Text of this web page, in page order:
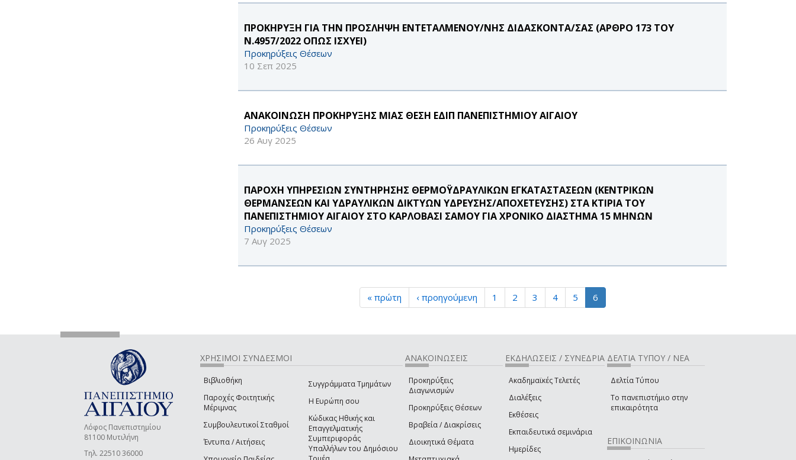
ΠΡΟΚΗΡΥΞΗ ΓΙΑ ΤΗΝ ΠΡΟΣΛΗΨΗ ΕΝΤΕΤΑΛΜΕΝΟΥ/ΝΗΣ ΔΙΔΑΣΚΟΝΤΑ/ΣΑΣ (ΑΡΘΡΟ 173 ΤΟΥ
Ν.4957/2022 ΟΠΩΣ ΙΣΧΥΕΙ)
Προκηρύξεις Θέσεων
10 Σεπ 2025
ΑΝΑΚΟΙΝΩΣΗ ΠΡΟΚΗΡΥΞΗΣ ΜΙΑΣ ΘΕΣΗ ΕΔΙΠ ΠΑΝΕΠΙΣΤΗΜΙΟΥ ΑΙΓΑΙΟΥ
Προκηρύξεις Θέσεων
26 Αυγ 2025
ΠΑΡΟΧΗ ΥΠΗΡΕΣΙΩΝ ΣΥΝΤΗΡΗΣΗΣ ΘΕΡΜΟΫΔΡΑΥΛΙΚΩΝ ΕΓΚΑΤΑΣΤΑΣΕΩΝ (ΚΕΝΤΡΙΚΩΝ
ΘΕΡΜΑΝΣΕΩΝ ΚΑΙ ΥΔΡΑΥΛΙΚΩΝ ΔΙΚΤΥΩΝ ΥΔΡΕΥΣΗΣ/ΑΠΟΧΕΤΕΥΣΗΣ) ΣΤΑ ΚΤΙΡΙΑ ΤΟΥ
ΠΑΝΕΠΙΣΤΗΜΙΟΥ ΑΙΓΑΙΟΥ ΣΤΟ ΚΑΡΛΟΒΑΣΙ ΣΑΜΟΥ ΓΙΑ ΧΡΟΝΙΚΟ ΔΙΑΣΤΗΜΑ 15 ΜΗΝΩΝ
Προκηρύξεις Θέσεων
7 Αυγ 2025
« πρώτη ‹ προηγούμενη 1 2 3 4 5 6
Λόφος Πανεπιστημίου
81100 Μυτιλήνη
Τηλ. 22510 36000
ΧΡΗΣΙΜΟΙ ΣΥΝΔΕΣΜΟΙ
Βιβλιοθήκη
Παροχές Φοιτητικής
Μέριμνας
Συμβουλευτικοί Σταθμοί
Έντυπα / Αιτήσεις
Συγγράμματα Τμημάτων
Η Ευρώπη σου
Κώδικας Ηθικής και
Επαγγελματικής
Συμπεριφοράς
Υπαλλήλων του Δημόσιου
ΑΝΑΚΟΙΝΩΣΕΙΣ
Προκηρύξεις
Διαγωνισμών
Προκηρύξεις Θέσεων
Βραβεία / Διακρίσεις
Διοικητικά Θέματα
ΕΚΔΗΛΩΣΕΙΣ / ΣΥΝΕΔΡΙΑ
Ακαδημαϊκές Τελετές
Διαλέξεις
Εκθέσεις
Εκπαιδευτικά σεμινάρια
Ημερίδες
ΔΕΛΤΙΑ ΤΥΠΟΥ / ΝΕΑ
Δελτία Τύπου
Το πανεπιστήμιο στην
επικαιρότητα
ΕΠΙΚΟΙΝΩΝΙΑ